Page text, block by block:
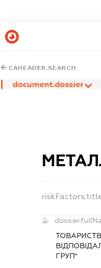
CAHEADER.SEARCH
document.dossier
ГРУП"